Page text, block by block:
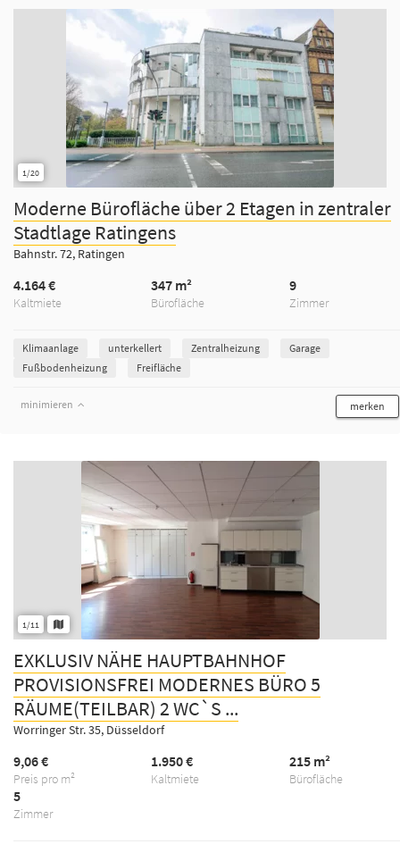
1/20
Moderne Bürofläche über 2 Etagen in zentraler
Stadtlage Ratingens
Bahnstr. 72, Ratingen
Kaltmiete
4.164 €
Bürofläche
347 m²
Zimmer
9
Klimaanlage unterkellert Zentralheizung
Garage
Fußbodenheizung
Freifläche
minimieren merken
1/11
EXKLUSIV NÄHE HAUPTBAHNHOF
PROVISIONSFREI MODERNES BÜRO 5
RÄUME(TEILBAR) 2 WC`S ...
Worringer Str. 35, Düsseldorf
Preis pro m²
9,06 €
Kaltmiete
1.950 €
Bürofläche
215 m²
Zimmer
5